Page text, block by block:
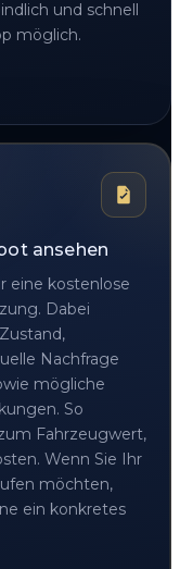
und schnell
möglich.
ansehen
eine kostenlose
Dabei
Nachfrage
mögliche
So
Fahrzeugwert,
Wenn Sie Ihr
möchten,
ein konkretes